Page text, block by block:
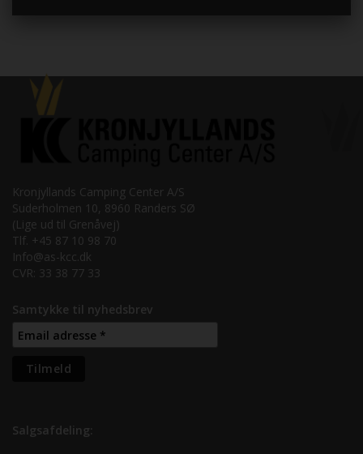
Kronjyllands Camping Center A/S
Suderholmen 10, 8960 Randers SØ
(Lige ud til Grenåvej)
Tlf. +45 87 10 98 70
Info@as-kcc.dk
CVR: 33 38 77 33
Samtykke til nyhedsbrev
Salgsafdeling: